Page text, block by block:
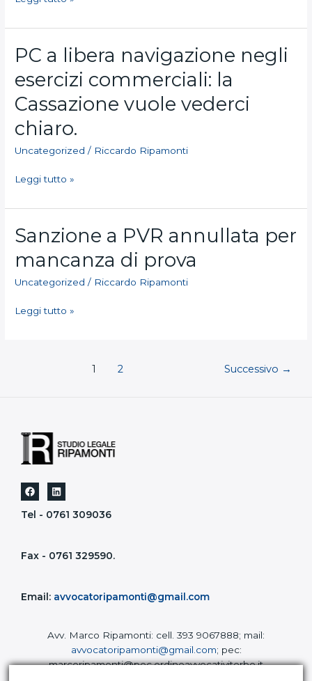
è
disponibile
su
Amazon
PC a libera navigazione negli
esercizi commerciali: la
Cassazione vuole vederci
chiaro.
Uncategorized / Riccardo Ripamonti
PC
a
libera
negli
esercizi
commerciali:
la
vuole
chiaro.
Leggi tutto »
Sanzione a PVR annullata per
mancanza di prova
Uncategorized / Riccardo Ripamonti
Sanzione
a
PVR
per
di
Leggi tutto »
1 2 Successivo →
Tel - 0761 309036
Fax - 0761 329590.
Email: avvocatoripamonti@gmail.com
Avv. Marco Ripamonti: cell. 393 9067888; mail:
avvocatoripamonti@gmail.com; pec:
marcoripamonti@pec.ordineavvocativiterbo.it